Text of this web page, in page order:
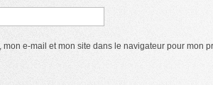
mon e-mail et mon site dans le navigateur pour mon